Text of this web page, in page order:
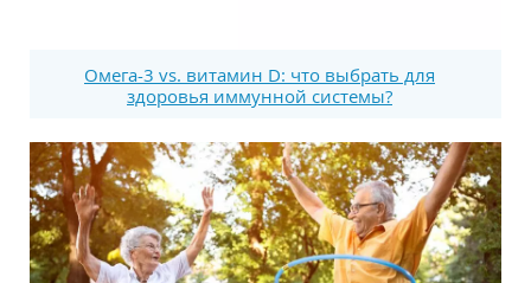
Омега-3 vs. витамин D: что выбрать для
здоровья иммунной системы?